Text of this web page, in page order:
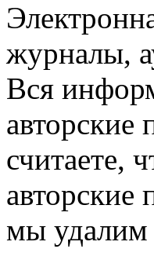
журналы,
Вся
авторские
считаете,
авторские
мы удалим